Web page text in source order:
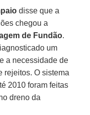
disse que a
chegou a
de Fundão.
um
a necessidade de
rejeitos. O sistema
2010 foram feitas
dreno da